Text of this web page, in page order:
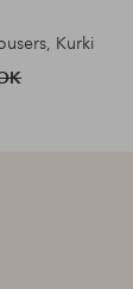
Kurki